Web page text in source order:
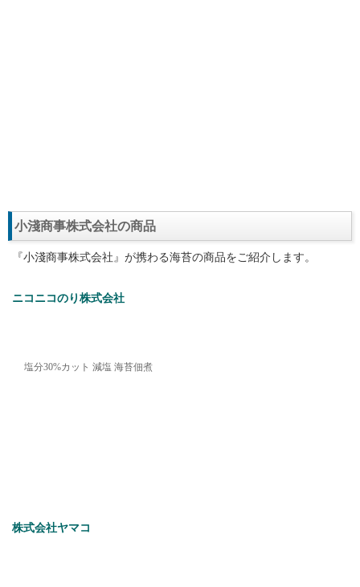
小淺商事株式会社の商品
『小淺商事株式会社』が携わる海苔の商品をご紹介します。
ニコニコのり株式会社
塩分30%カット 減塩 海苔佃煮
株式会社ヤマコ